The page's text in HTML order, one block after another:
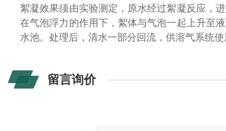
絮凝效果须由实验测定，原水经过絮凝反应，
在气泡浮力的作用下，絮体与气泡一起上升至
水池。处理后，清水一部分回流，供溶气系统使
留言询价